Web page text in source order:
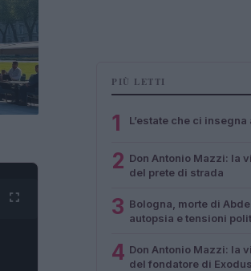
PIÙ LETTI
1 L’estate che ci
2 Don Antonio Mazzi: la
del prete di strada
3 Bologna, morte di
autopsia e tensioni
4 Don Antonio Mazzi: la
del fondatore di Exodus